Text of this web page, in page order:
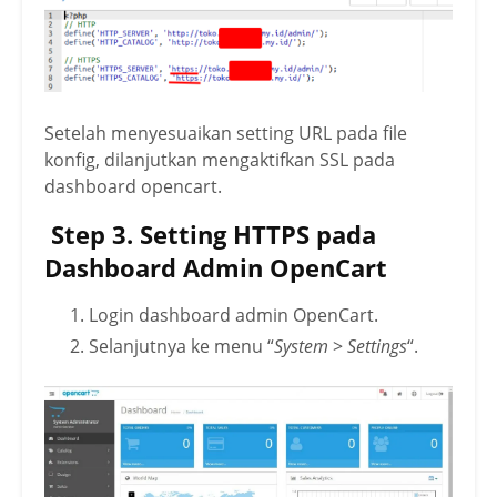
Setelah menyesuaikan setting URL pada file
konfig, dilanjutkan mengaktifkan SSL pada
dashboard opencart.
Step 3. Setting HTTPS pada
Dashboard Admin OpenCart
Login dashboard admin OpenCart.
Selanjutnya ke menu “System >Settings“.